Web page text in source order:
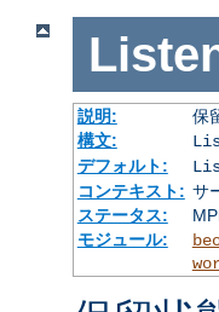
説明:
保
構文:
デフォルト:
コンテキスト: サ
ステータス:
モジュール: